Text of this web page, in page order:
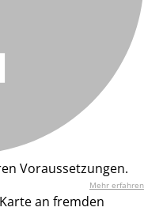
Voraussetzungen.
Mehr erfahren
an fremden